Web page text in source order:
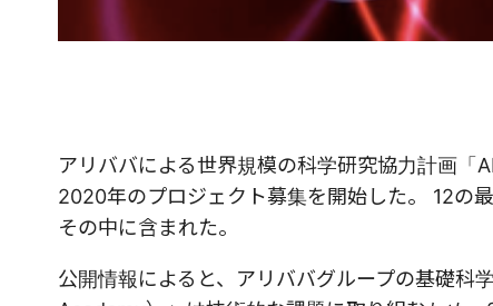
アリババによる世界規模の科学研究協力計画
2020年のプロジェクト募集を開始した。 12の
その中に含まれた。
公開情報によると、アリババグループの基礎科